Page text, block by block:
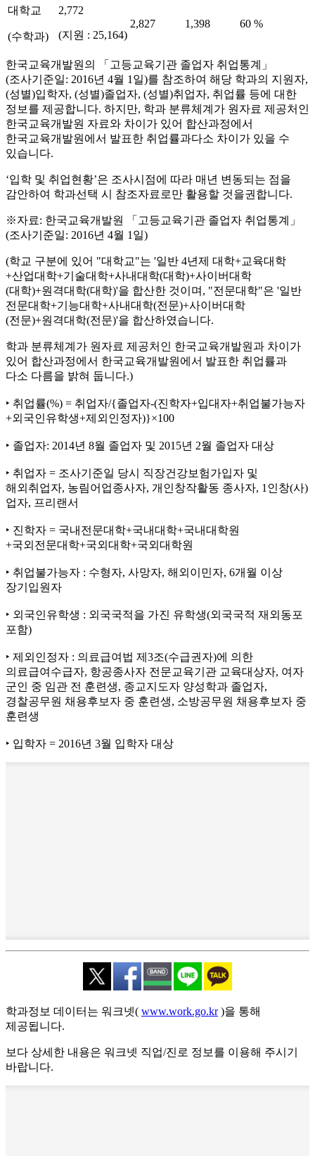
대학교
(수학과)
2,772
(지원 : 25,164)
2,827 1,398 60 %
한국교육개발원의 「고등교육기관 졸업자 취업통계」
(조사기준일: 2016년 4월 1일)를 참조하여 해당 학과의 지원자,
(성별)입학자, (성별)졸업자, (성별)취업자, 취업률 등에 대한
정보를 제공합니다. 하지만, 학과 분류체계가 원자료 제공처인
한국교육개발원 자료와 차이가 있어 합산과정에서
한국교육개발원에서 발표한 취업률과다소 차이가 있을 수
있습니다.
‘입학 및 취업현황’은 조사시점에 따라 매년 변동되는 점을
감안하여 학과선택 시 참조자료로만 활용할 것을권합니다.
※자료: 한국교육개발원 「고등교육기관 졸업자 취업통계」
(조사기준일: 2016년 4월 1일)
(학교 구분에 있어 "대학교"는 '일반 4년제 대학+교육대학
+산업대학+기술대학+사내대학(대학)+사이버대학
(대학)+원격대학(대학)'을 합산한 것이며, "전문대학"은 '일반
전문대학+기능대학+사내대학(전문)+사이버대학
(전문)+원격대학(전문)'을 합산하였습니다.
학과 분류체계가 원자료 제공처인 한국교육개발원과 차이가
있어 합산과정에서 한국교육개발원에서 발표한 취업률과
다소 다름을 밝혀 둡니다.)
‣ 취업률(%) = 취업자/{졸업자-(진학자+입대자+취업불가능자
+외국인유학생+제외인정자)}×100
‣ 졸업자: 2014년 8월 졸업자 및 2015년 2월 졸업자 대상
‣ 취업자 = 조사기준일 당시 직장건강보험가입자 및
해외취업자, 농림어업종사자, 개인창작활동 종사자, 1인창(사)
업자, 프리랜서
‣ 진학자 = 국내전문대학+국내대학+국내대학원
+국외전문대학+국외대학+국외대학원
‣ 취업불가능자 : 수형자, 사망자, 해외이민자, 6개월 이상
장기입원자
‣ 외국인유학생 : 외국국적을 가진 유학생(외국국적 재외동포
포함)
‣ 제외인정자 : 의료급여법 제3조(수급권자)에 의한
의료급여수급자, 항공종사자 전문교육기관 교육대상자, 여자
군인 중 임관 전 훈련생, 종교지도자 양성학과 졸업자,
경찰공무원 채용후보자 중 훈련생, 소방공무원 채용후보자 중
훈련생
‣ 입학자 = 2016년 3월 입학자 대상
학과정보 데이터는 워크넷( www.work.go.kr)을 통해
제공됩니다.
보다 상세한 내용은 워크넷 직업/진로 정보를 이용해 주시기
바랍니다.